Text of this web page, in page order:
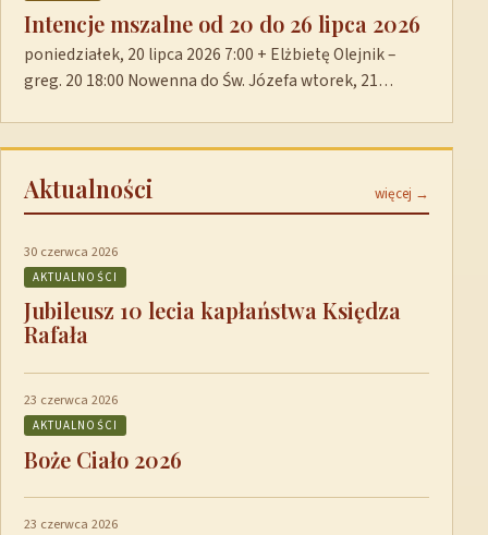
Intencje mszalne od 20 do 26 lipca 2026
poniedziałek, 20 lipca 2026 7:00 + Elżbietę Olejnik –
greg. 20 18:00 Nowenna do Św. Józefa wtorek, 21…
Aktualności więcej →
30 czerwca 2026
AKTUALNOŚCI
Jubileusz 10 lecia kapłaństwa Księdza
Rafała
23 czerwca 2026
AKTUALNOŚCI
Boże Ciało 2026
23 czerwca 2026